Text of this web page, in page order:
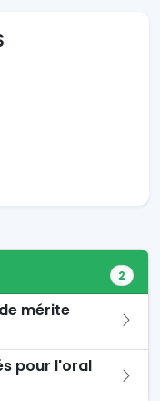
2
mérite
pour l'oral